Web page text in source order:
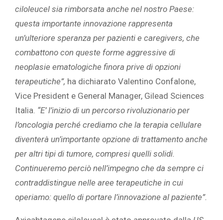
ciloleucel sia rimborsata anche nel nostro Paese:
questa importante innovazione rappresenta
un’ulteriore speranza per pazienti e caregivers, che
combattono con queste forme aggressive di
neoplasie ematologiche finora prive di opzioni
terapeutiche”, ha dichiarato Valentino Confalone,
Vice President e General Manager, Gilead Sciences
Italia. “E’ l’inizio di un percorso rivoluzionario per
l’oncologia perché crediamo che la terapia cellulare
diventerà un’importante opzione di trattamento anche
per altri tipi di tumore, compresi quelli solidi.
Continueremo perciò nell’impegno che da sempre ci
contraddistingue nelle aree terapeutiche in cui
operiamo: quello di portare l’innovazione al paziente”.